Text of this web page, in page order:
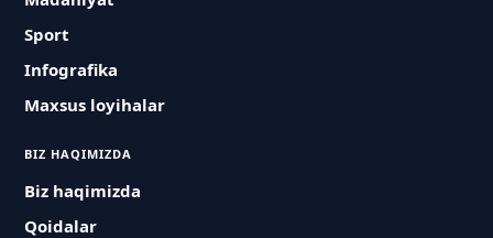
Sport
Infografika
Maxsus loyihalar
BIZ HAQIMIZDA
Biz haqimizda
Qoidalar